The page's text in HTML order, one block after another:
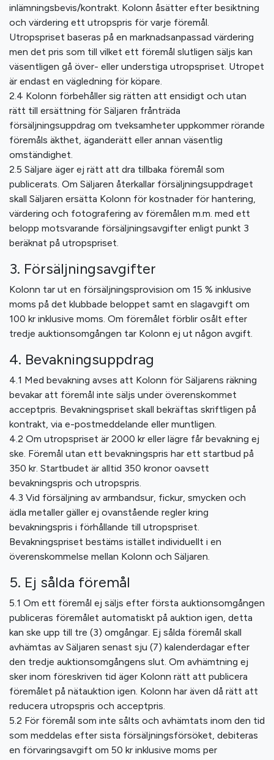
inlämningsbevis/kontrakt. Kolonn åsätter efter besiktning
och värdering ett utropspris för varje föremål.
Utropspriset baseras på en marknadsanpassad värdering
men det pris som till vilket ett föremål slutligen säljs kan
väsentligen gå över- eller understiga utropspriset. Utropet
är endast en vägledning för köpare.
2.4 Kolonn förbehåller sig rätten att ensidigt och utan
rätt till ersättning för Säljaren frånträda
försäljningsuppdrag om tveksamheter uppkommer rörande
föremåls äkthet, äganderätt eller annan väsentlig
omständighet.
2.5 Säljare äger ej rätt att dra tillbaka föremål som
publicerats. Om Säljaren återkallar försäljningsuppdraget
skall Säljaren ersätta Kolonn för kostnader för hantering,
värdering och fotografering av föremålen m.m. med ett
belopp motsvarande försäljningsavgifter enligt punkt 3
beräknat på utropspriset.
3. Försäljningsavgifter
Kolonn tar ut en försäljningsprovision om 15 % inklusive
moms på det klubbade beloppet samt en slagavgift om
100 kr inklusive moms. Om föremålet förblir osålt efter
tredje auktionsomgången tar Kolonn ej ut någon avgift.
4. Bevakningsuppdrag
4.1 Med bevakning avses att Kolonn för Säljarens räkning
bevakar att föremål inte säljs under överenskommet
acceptpris. Bevakningspriset skall bekräftas skriftligen på
kontrakt, via e-postmeddelande eller muntligen.
4.2 Om utropspriset är 2000 kr eller lägre får bevakning ej
ske. Föremål utan ett bevakningspris har ett startbud på
350 kr. Startbudet är alltid 350 kronor oavsett
bevakningspris och utropspris.
4.3 Vid försäljning av armbandsur, fickur, smycken och
ädla metaller gäller ej ovanstående regler kring
bevakningspris i förhållande till utropspriset.
Bevakningspriset bestäms istället individuellt i en
överenskommelse mellan Kolonn och Säljaren.
5. Ej sålda föremål
5.1 Om ett föremål ej säljs efter första auktionsomgången
publiceras föremålet automatiskt på auktion igen, detta
kan ske upp till tre (3) omgångar. Ej sålda föremål skall
avhämtas av Säljaren senast sju (7) kalenderdagar efter
den tredje auktionsomgångens slut. Om avhämtning ej
sker inom föreskriven tid äger Kolonn rätt att publicera
föremålet på nätauktion igen. Kolonn har även då rätt att
reducera utropspris och acceptpris.
5.2 För föremål som inte sålts och avhämtats inom den tid
som meddelas efter sista försäljningsförsöket, debiteras
en förvaringsavgift om 50 kr inklusive moms per